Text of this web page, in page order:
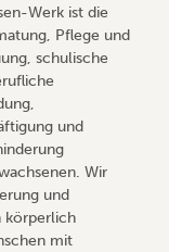
Werk ist die
Pflege und
schulische
und
Wir
und
körperlich
mit